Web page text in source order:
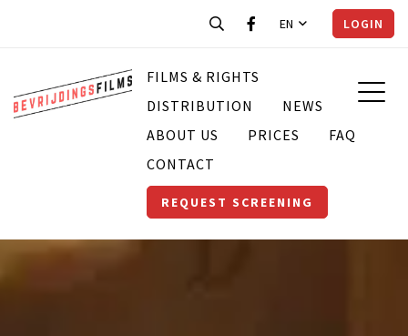
EN LOGIN
FILMS & RIGHTS
DISTRIBUTION
NEWS
ABOUT US
PRICES
FAQ
CONTACT
REQUEST SCREENING